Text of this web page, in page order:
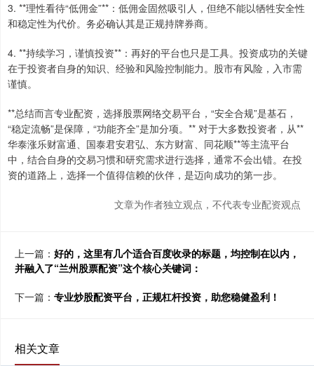
3. **理性看待“低佣金”**：低佣金固然吸引人，但绝不能以牺牲安全性
和稳定性为代价。务必确认其是正规持牌券商。
4. **持续学习，谨慎投资**：再好的平台也只是工具。投资成功的关键
在于投资者自身的知识、经验和风险控制能力。股市有风险，入市需
谨慎。
**总结而言专业配资，选择股票网络交易平台，“安全合规”是基石，
“稳定流畅”是保障，“功能齐全”是加分项。** 对于大多数投资者，从**
华泰涨乐财富通、国泰君安君弘、东方财富、同花顺**等主流平台
中，结合自身的交易习惯和研究需求进行选择，通常不会出错。在投
资的道路上，选择一个值得信赖的伙伴，是迈向成功的第一步。
文章为作者独立观点，不代表专业配资观点
上一篇： 好的，这里有几个适合百度收录的标题，均控制在以内，
并融入了“兰州股票配资”这个核心关键词：
下一篇： 专业炒股配资平台，正规杠杆投资，助您稳健盈利！
相关文章